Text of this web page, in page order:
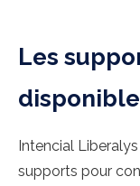
Les
Intencial
supports pour